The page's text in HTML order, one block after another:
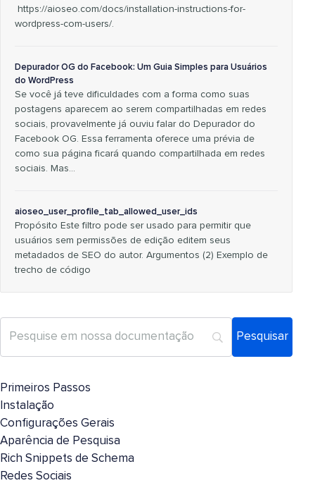
https://aioseo.com/docs/installation-instructions-for-
wordpress-com-users/.
Depurador OG do Facebook: Um Guia Simples para Usuários
do WordPress
Se você já teve dificuldades com a forma como suas
postagens aparecem ao serem compartilhadas em redes
sociais, provavelmente já ouviu falar do Depurador do
Facebook OG. Essa ferramenta oferece uma prévia de
como sua página ficará quando compartilhada em redes
sociais. Mas…
aioseo_user_profile_tab_allowed_user_ids
Propósito Este filtro pode ser usado para permitir que
usuários sem permissões de edição editem seus
metadados de SEO do autor. Argumentos (2) Exemplo de
trecho de código
Primeiros Passos
Instalação
Configurações Gerais
Aparência de Pesquisa
Rich Snippets de Schema
Redes Sociais